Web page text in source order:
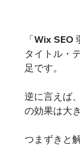
「Wix SEO
タイトル・
足です。
逆に言えば
の効果は大
つまずきと